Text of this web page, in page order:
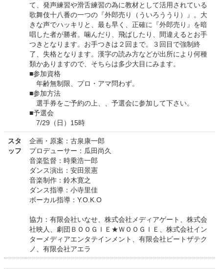
て、発声練習や滑舌練習の為に教材として活用されている
歌舞伎十八番の一つの『外郎売り（ういろううり）』。大
きな声でハッキリと、最も早く、正確に『外郎売り』を暗
唱した者が勝者。噛んだり、飛ばしたり、間違えるとお手
つきとなります。お手つきは２回まで。３回目で強制終
了、失格となります。漢字の読み方などが出所により何種
類かありますので、そちらは多少大目にみます。
■参加資格
年齢無制限、プロ・アマ問わず。
■参加方法
選手券をご予約の上、、予選会に参加して下さい。
■予選会
7/29（日）15時
スタ
ッフ
企画・原案：古泉康一郎
プロデューサー：瓜田尚久
音楽監督：時乗浩一郎
ダンス演出：安田景憲
音楽制作：鈴木寛之
ダンス指導：小寺里佳
ボーカル指導：Y.O.K.O
協力：有限会社いなせ、株式会社メディアゲート、株式会
社映人、劇団ＢＯＯＧＩＥ★ＷＯＯＧＩＥ、株式会社イン
ターメディアエンタテインメント、有限会社ビートザテク
ノ、有限会社アエラ